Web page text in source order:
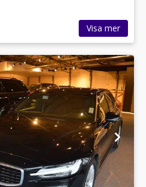
Visa mer